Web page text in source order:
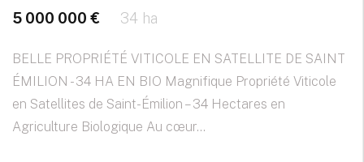
5 000 000 € 34 ha
BELLE PROPRIÉTÉ VITICOLE EN SATELLITE DE SAINT
ÉMILION - 34 HA EN BIO Magnifique Propriété Viticole
en Satellites de Saint-Émilion – 34 Hectares en
Agriculture Biologique Au cœur...